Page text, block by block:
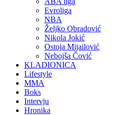
Evroliga
NBA
Željko Obradović
Nikola Jokić
Ostoja Mijailović
Nebojša Čović
KLADIONICA
Lifestyle
MMA
Boks
Intervju
Hronika